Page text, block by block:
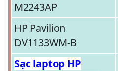
M2243AP
HP Pavilion
DV1133WM-B
Sạc laptop HP